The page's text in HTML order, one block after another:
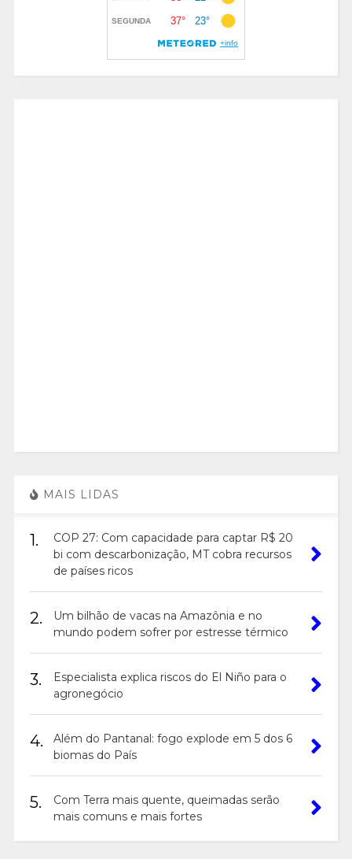
MAIS LIDAS
1.
COP 27: Com capacidade para captar R$ 20
bi com descarbonização, MT cobra recursos
de países ricos
2.
Um bilhão de vacas na Amazônia e no
mundo podem sofrer por estresse térmico
3.
Especialista explica riscos do El Niño para o
agronegócio
4.
Além do Pantanal: fogo explode em 5 dos 6
biomas do País
5.
Com Terra mais quente, queimadas serão
mais comuns e mais fortes